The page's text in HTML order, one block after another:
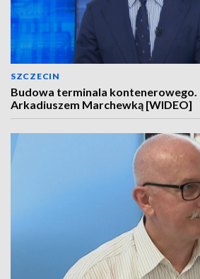
SZCZECIN
Budowa terminala kontenerowego.
Arkadiuszem Marchewką [WIDEO]